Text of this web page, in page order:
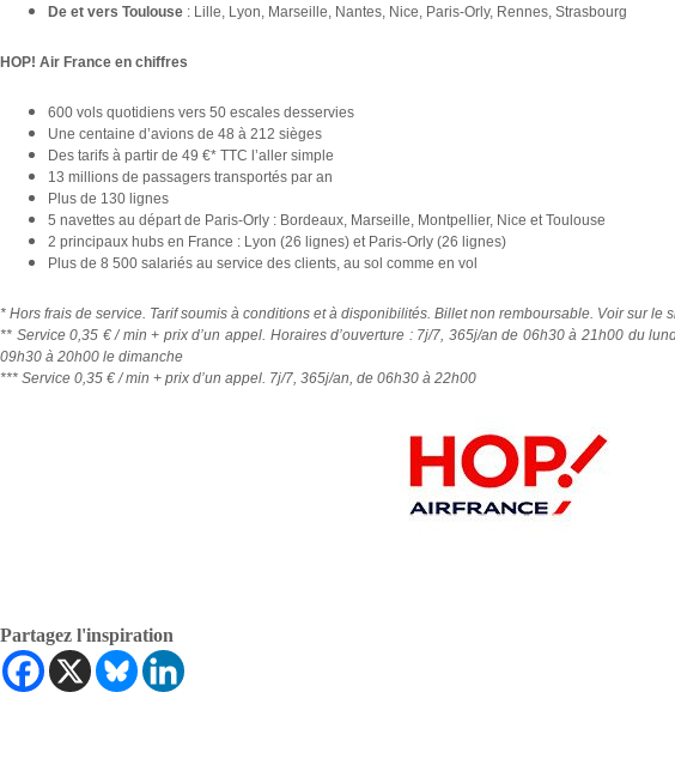
De et vers Toulouse : Lille, Lyon, Marseille, Nantes, Nice, Paris-Orly, Rennes, Strasbourg
HOP! Air France en chiffres
600 vols quotidiens vers 50 escales desservies
Une centaine d’avions de 48 à 212 sièges
Des tarifs à partir de 49 €* TTC l’aller simple
13 millions de passagers transportés par an
Plus de 130 lignes
5 navettes au départ de Paris-Orly : Bordeaux, Marseille, Montpellier, Nice et Toulouse
2 principaux hubs en France : Lyon (26 lignes) et Paris-Orly (26 lignes)
Plus de 8 500 salariés au service des clients, au sol comme en vol
* Hors frais de service. Tarif soumis à conditions et à disponibilités. Billet non remboursable. Voir sur le
** Service 0,35 € / min + prix d’un appel. Horaires d’ouverture : 7j/7, 365j/an de 06h30 à 21h00 du
09h30 à 20h00 le dimanche
*** Service 0,35 € / min + prix d’un appel. 7j/7, 365j/an, de 06h30 à 22h00
Partagez l'inspiration